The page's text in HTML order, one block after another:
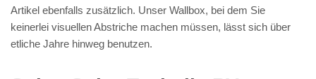
Artikel ebenfalls zusätzlich. Unser Wallbox, bei dem Sie
keinerlei visuellen Abstriche machen müssen, lässt sich über
etliche Jahre hinweg benutzen.